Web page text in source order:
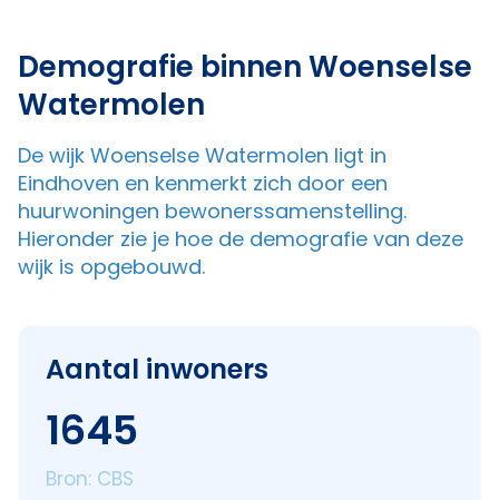
Demografie binnen Woenselse
Watermolen
De wijk Woenselse Watermolen ligt in
Eindhoven en kenmerkt zich door een
huurwoningen bewonerssamenstelling.
Hieronder zie je hoe de demografie van deze
wijk is opgebouwd.
Aantal inwoners
1645
Bron: CBS